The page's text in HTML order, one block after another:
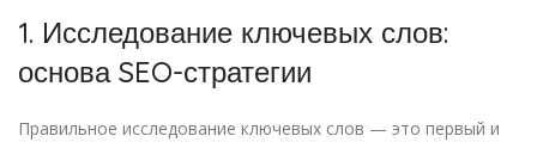
1. Исследование ключевых слов:
основа SEO-стратегии
Правильное исследование ключевых слов — это первый и